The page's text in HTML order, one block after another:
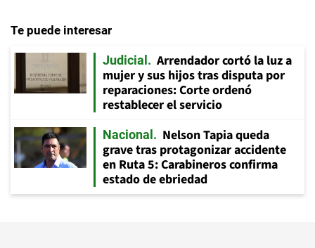
Te puede interesar
Judicial
Arrendador cortó la luz a
mujer y sus hijos tras disputa por
reparaciones: Corte ordenó
restablecer el servicio
Nacional
Nelson Tapia queda
grave tras protagonizar accidente
en Ruta 5: Carabineros confirma
estado de ebriedad